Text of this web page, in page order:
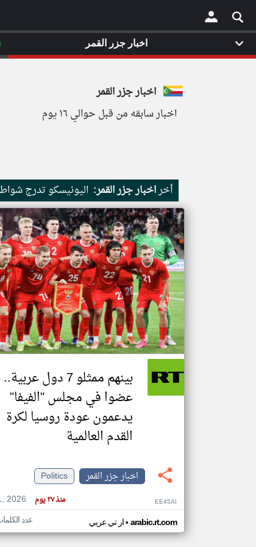
×
اخبار جزر القمر
اخبار سابقه من قبل حوالي ١٦ يوم
أخراخبار جزر القمر: اليونيسكو تدرج
اخبار جزر القمر من ار تي عربي
عضوا في مجلس "الفيفا"
يدعمون عودة روسيا لكرة
القدم العالمية
اخبار جزر القمر
Politics
2026
منذ ٢٧ يوم EE45AI
ار تي عربي• arabic.rt.com عدد الكلمات:
اخبار جزر القمر